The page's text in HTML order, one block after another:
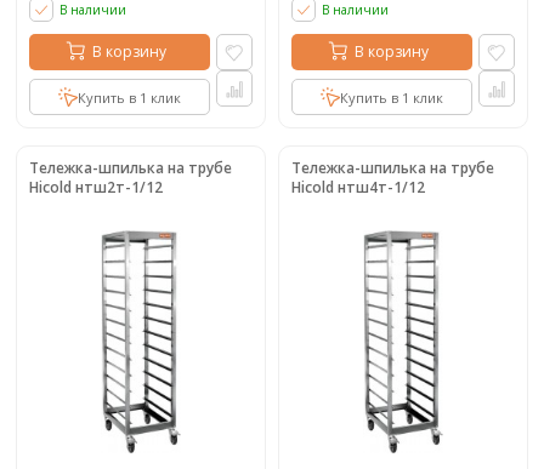
В наличии
В корзину
Купить в 1 клик
В наличии
В корзину
Купить в 1 клик
Тележка-шпилька на трубе
Hicold нтш2т-1/12
Тележка-шпилька на трубе
Hicold нтш4т-1/12